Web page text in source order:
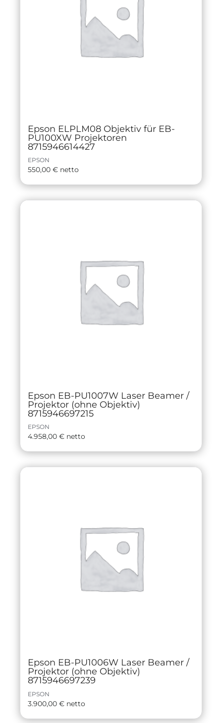
Epson ELPLM08 Objektiv für EB-
PU100XW Projektoren
8715946614427
EPSON
550,00 € netto
Epson EB-PU1007W Laser Beamer /
Projektor (ohne Objektiv)
8715946697215
EPSON
4.958,00 € netto
Epson EB-PU1006W Laser Beamer /
Projektor (ohne Objektiv)
8715946697239
EPSON
3.900,00 € netto